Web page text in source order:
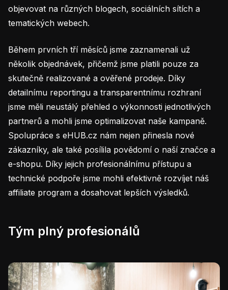
objevovat na různých blogech, sociálních sítích a
tematických webech.
Během prvních tří měsíců jsme zaznamenali už
několik objednávek, přičemž jsme platili pouze za
skutečně realizované a ověřené prodeje. Díky
detailnímu reportingu a transparentnímu rozhraní
jsme měli neustálý přehled o výkonnosti jednotlivých
partnerů a mohli jsme optimalizovat naše kampaně.
Spolupráce s eHUB.cz nám nejen přinesla nové
zákazníky, ale také posílila povědomí o naší značce a
e-shopu. Díky jejich profesionálnímu přístupu a
technické podpoře jsme mohli efektivně rozvíjet náš
affiliate program a dosahovat lepších výsledků.
Tým plný profesionálů